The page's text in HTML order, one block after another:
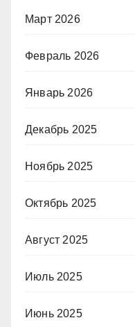
Март 2026
Февраль 2026
Январь 2026
Декабрь 2025
Ноябрь 2025
Октябрь 2025
Август 2025
Июль 2025
Июнь 2025